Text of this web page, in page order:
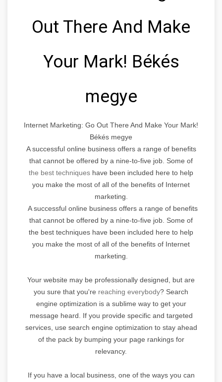
Out There And Make
Your Mark! Békés
megye
Internet Marketing: Go Out There And Make Your Mark!
Békés megye
A successful online business offers a range of benefits
that cannot be offered by a nine-to-five job. Some of
the best techniques have been included here to help
you make the most of all of the benefits of Internet
marketing.
A successful online business offers a range of benefits
that cannot be offered by a nine-to-five job. Some of
the best techniques have been included here to help
you make the most of all of the benefits of Internet
marketing.
Your website may be professionally designed, but are
you sure that you're reaching everybody? Search
engine optimization is a sublime way to get your
message heard. If you provide specific and targeted
services, use search engine optimization to stay ahead
of the pack by bumping your page rankings for
relevancy.
If you have a local business, one of the ways you can